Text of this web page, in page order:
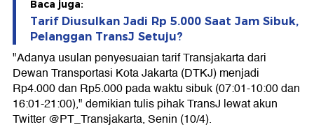
Baca juga:
Tarif Diusulkan Jadi Rp 5.000 Saat Jam Sibuk,
Pelanggan TransJ Setuju?
"Adanya usulan penyesuaian tarif Transjakarta dari
Dewan Transportasi Kota Jakarta (DTKJ) menjadi
Rp4.000 dan Rp5.000 pada waktu sibuk (07:01-10:00 dan
16:01-21:00)," demikian tulis pihak TransJ lewat akun
Twitter @PT_Transjakarta, Senin (10/4).